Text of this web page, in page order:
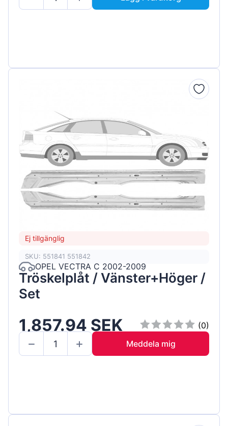
Ej tillgänglig
SKU: 551841 551842
OPEL VECTRA C 2002-2009
Tröskelplåt / Vänster+Höger /
Set
1,857.94 SEK
(0)
Meddela mig